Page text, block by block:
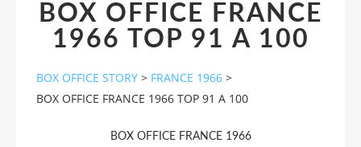
BOX OFFICE FRANCE
1966 TOP 91 A 100
BOX OFFICE STORY > FRANCE 1966 >
BOX OFFICE FRANCE 1966 TOP 91 A 100
BOX OFFICE FRANCE 1966